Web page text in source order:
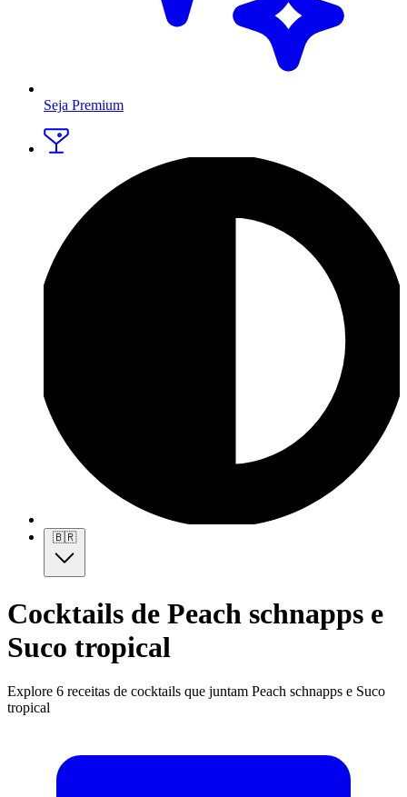
Seja Premium
🇧🇷
Cocktails de Peach schnapps e
Suco tropical
Explore 6 receitas de cocktails que juntam Peach schnapps e Suco
tropical